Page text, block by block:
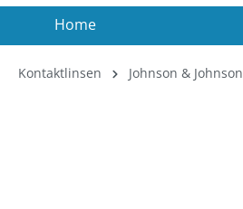
Home
Kontaktlinsen Johnson & Johnson